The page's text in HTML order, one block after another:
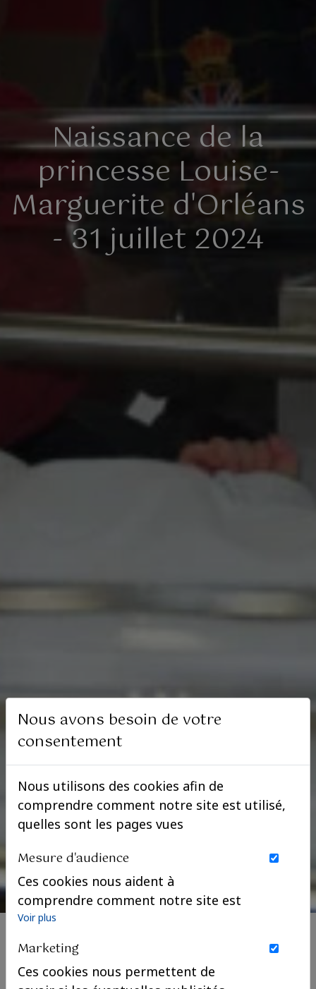
Naissance de la
princesse Louise-
Marguerite d'Orléans
- 31 juillet 2024
Nous avons besoin de votre
consentement
Nous utilisons des cookies afin de
comprendre comment notre site est utilisé,
quelles sont les pages vues
Mesure d'audience
Ces cookies nous aident à
comprendre comment notre site est
utilisé. Nous savons quelles pages
sont les plus vues, d'où viennent nos
visiteurs. Ils sont essentiels pour
nous afin de vous offrir la meilleure
Voir plus
Marketing
Ces cookies nous permettent de